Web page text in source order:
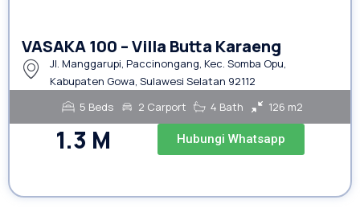
VASAKA 100 – Villa Butta Karaeng
Jl. Manggarupi, Paccinongang, Kec. Somba Opu,
Kabupaten Gowa, Sulawesi Selatan 92112
5 Beds
2 Carport 4 Bath 126 m2
1.3 M Hubungi Whatsapp